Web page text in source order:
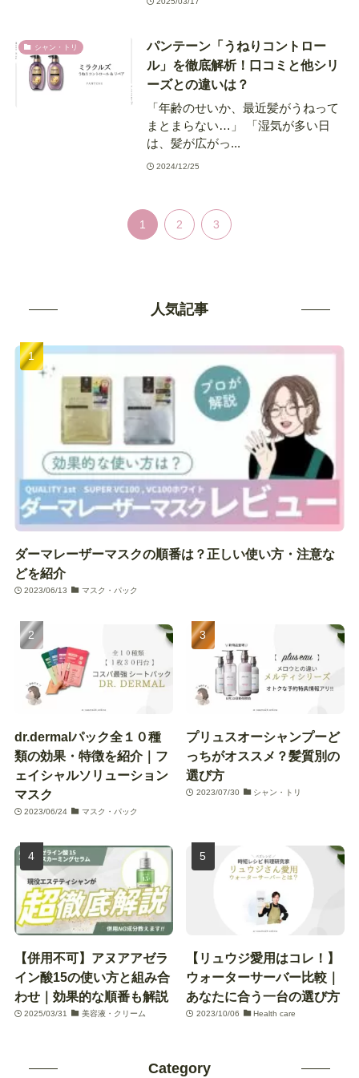
シャン・トリ
パンテーン「うねりコントロー
ル」を徹底解析！口コミと他シリ
ーズとの違いは？
「年齢のせいか、最近髪がうねって
まとまらない…」 「湿気が多い日
は、髪が広がっ...
2024/12/25
1 2 3
人気記事
ダーマレーザーマスクの順番は？正しい使い方・注意な
どを紹介
2023/06/13 マスク・パック
dr.dermalパック全１０種
類の効果・特徴を紹介｜フ
ェイシャルソリューション
マスク
2023/06/24 マスク・パック
プリュスオーシャンプーど
っちがオススメ？髪質別の
選び方
2023/07/30 シャン・トリ
【併用不可】アヌアアゼラ
イン酸15の使い方と組み合
わせ｜効果的な順番も解説
2025/03/31 美容液・クリーム
【リュウジ愛用はコレ！】
ウォーターサーバー比較｜
あなたに合う一台の選び方
2023/10/06 Health care
Category